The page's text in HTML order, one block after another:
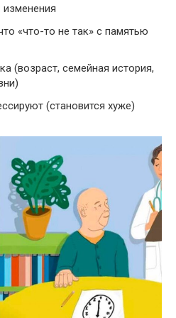
изменения
«что-то не так» с памятью
(возраст, семейная история,
(становится хуже)